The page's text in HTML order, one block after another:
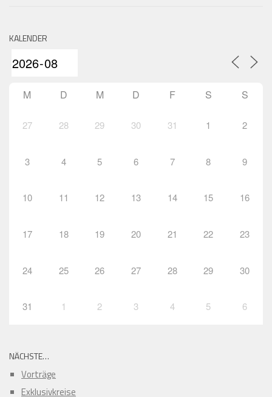
KALENDER
M D M D F S S
27 28 29 30 31 1 2
3 4 5 6 7 8 9
10 11 12 13 14 15 16
17 18 19 20 21 22 23
24 25 26 27 28 29 30
31 1 2 3 4 5 6
NÄCHSTE…
Vorträge
Exklusivkreise